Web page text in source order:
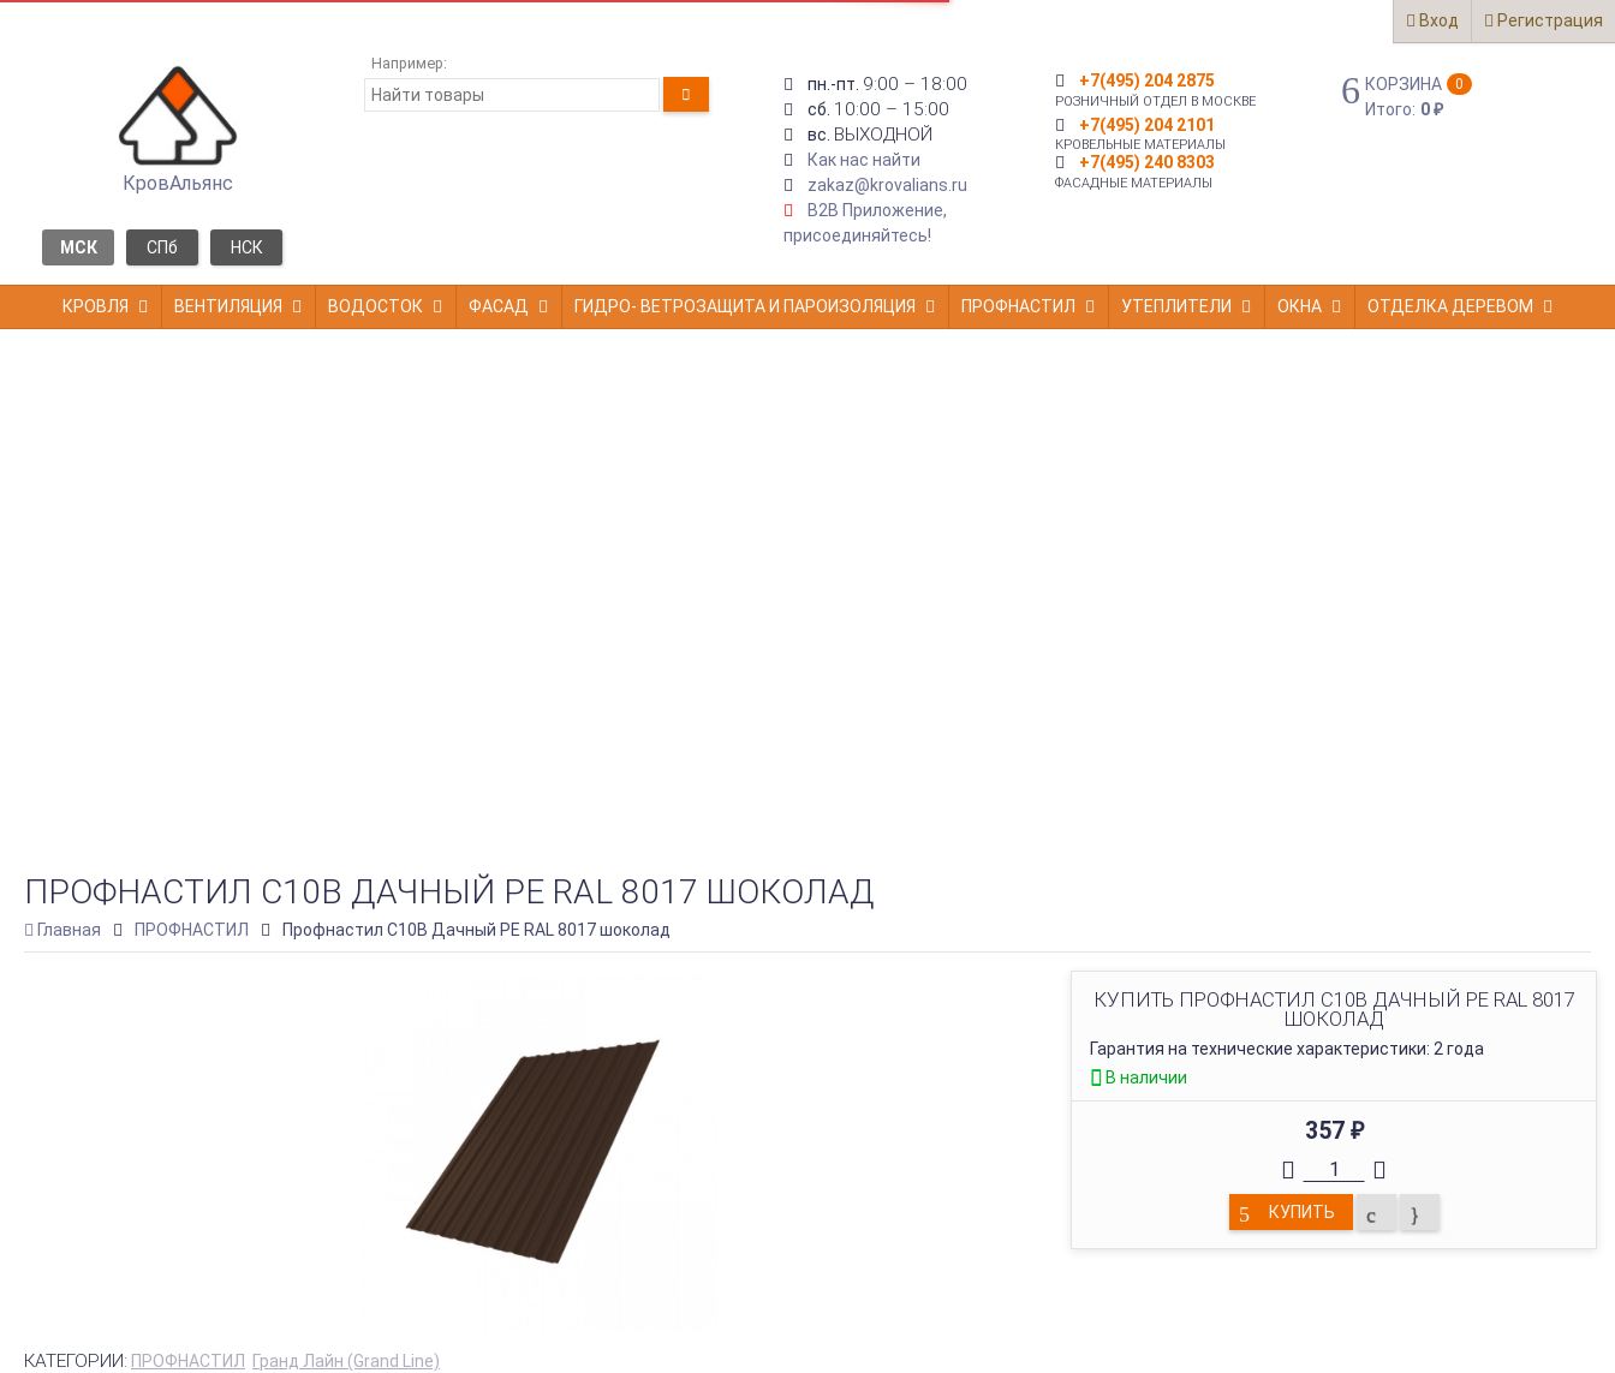
Вход Регистрация
КровАльянс
МСК СПб НСК
Например:
пн.-пт. 9:00 – 18:00
сб. 10:00 – 15:00
вс. ВЫХОДНОЙ
Как нас найти
zakaz@krovalians.ru
B2B Приложение,
присоединяйтесь!
+7(495) 204 2875
РОЗНИЧНЫЙ ОТДЕЛ В МОСКВЕ
+7(495) 204 2101
КРОВЕЛЬНЫЕ МАТЕРИАЛЫ
+7(495) 240 8303
ФАСАДНЫЕ МАТЕРИАЛЫ
КОРЗИНА 0
Итого: 0₽
КРОВЛЯ ВЕНТИЛЯЦИЯ ВОДОСТОК ФАСАД ГИДРО- ВЕТРОЗАЩИТА И ПАРОИЗОЛЯЦИЯ ПРОФНАСТИЛ УТЕПЛИТЕЛИ ОКНА ОТДЕЛКА ДЕРЕВОМ
ПРОФНАСТИЛ С10В ДАЧНЫЙ PE RAL 8017 ШОКОЛАД
Главная ПРОФНАСТИЛ Профнастил С10В Дачный PE RAL 8017 шоколад
КУПИТЬ ПРОФНАСТИЛ С10В ДАЧНЫЙ PE RAL 8017
ШОКОЛАД
Гарантия на технические характеристики: 2 года
В наличии
357 ₽
КУПИТЬ
КАТЕГОРИИ: ПРОФНАСТИЛ Гранд Лайн (Grand Line)